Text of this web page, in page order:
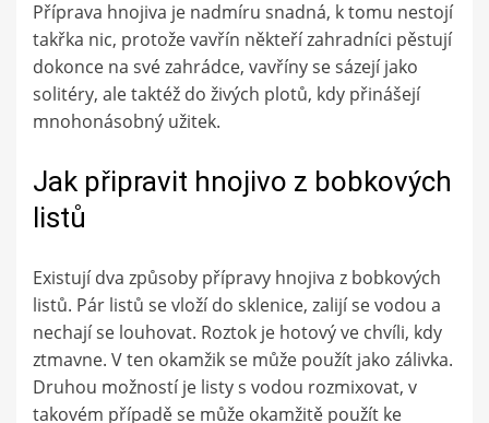
Příprava hnojiva je nadmíru snadná, k tomu nestojí
takřka nic, protože vavřín někteří zahradníci pěstují
dokonce na své zahrádce, vavříny se sázejí jako
solitéry, ale taktéž do živých plotů, kdy přinášejí
mnohonásobný užitek.
Jak připravit hnojivo z bobkových
listů
Existují dva způsoby přípravy hnojiva z bobkových
listů. Pár listů se vloží do sklenice, zalijí se vodou a
nechají se louhovat. Roztok je hotový ve chvíli, kdy
ztmavne. V ten okamžik se může použít jako zálivka.
Druhou možností je listy s vodou rozmixovat, v
takovém případě se může okamžitě použít ke